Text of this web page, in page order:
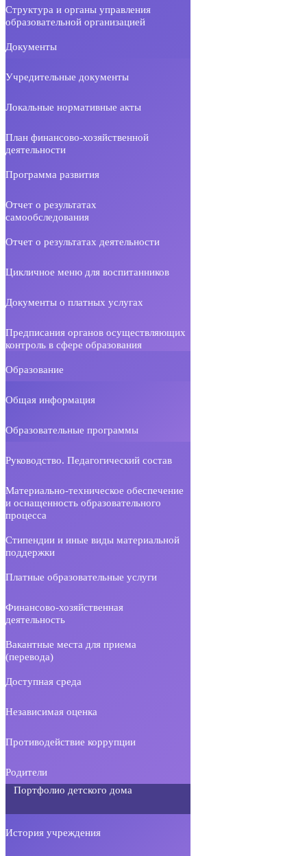
Структура и органы управления
образовательной организацией
Документы
Учредительные документы
Локальные нормативные акты
План финансово-хозяйственной
деятельности
Программа развития
Отчет о результатах
самообследования
Отчет о результатах деятельности
Цикличное меню для воспитанников
Документы о платных услугах
Предписания органов осуществляющих
контроль в сфере образования
Образование
Общая информация
Образовательные программы
Руководство. Педагогический состав
Материально-техническое обеспечение
и оснащенность образовательного
процесса
Стипендии и иные виды материальной
поддержки
Платные образовательные услуги
Финансово-хозяйственная
деятельность
Вакантные места для приема
(перевода)
Доступная среда
Независимая оценка
Противодействие коррупции
Родители
Портфолио детского дома
История учреждения